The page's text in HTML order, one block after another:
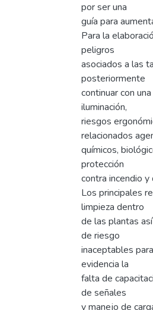
por ser una
guía para
Para la
peligros
asociados a las
posteriormente
continuar con
iluminación,
riesgos
relacionados
químicos,
protección
contra incendio
Los principales
limpieza dentro
de las plantas
de riesgo
inaceptables
evidencia la
falta de
de señales
y manejo de